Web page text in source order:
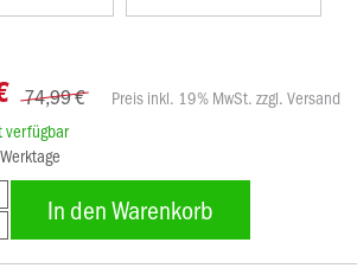
74,99 €
Preis inkl. 19% MwSt. zzgl. Versand
verfügbar
In den Warenkorb